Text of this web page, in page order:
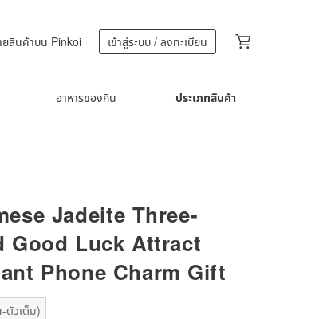
ยสินค้าบน Pinkoi เข้าสู่ระบบ / ลงทะเบียน
อาหารของกิน ประเภทสินค้า
Jadeite Three-
Good Luck Attract
Phone Charm Gift
ตัวเต็ม)